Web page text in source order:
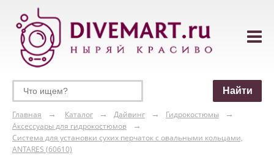
Главная Каталог Дайвинг
Гидрокостюмы
Аксессуары для гидрокостюмов
Система для установки сухих перчаток с овальными кольцами,
ANTARES (60610)